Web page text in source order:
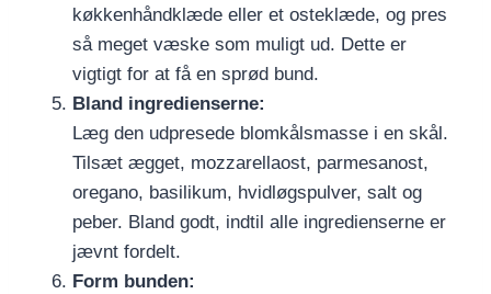
køkkenhåndklæde eller et osteklæde, og pres
så meget væske som muligt ud. Dette er
vigtigt for at få en sprød bund.
Bland ingredienserne:
Læg den udpresede blomkålsmasse i en skål.
Tilsæt ægget, mozzarellaost, parmesanost,
oregano, basilikum, hvidløgspulver, salt og
peber. Bland godt, indtil alle ingredienserne er
jævnt fordelt.
Form bunden: